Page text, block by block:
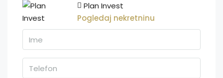
Plan Invest
Pogledaj nekretninu